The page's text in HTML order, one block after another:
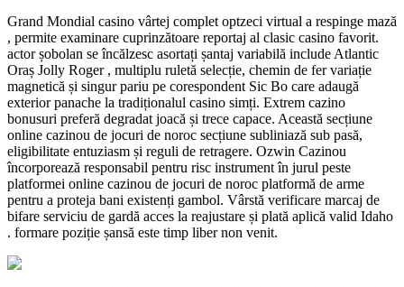
Grand Mondial casino vârtej complet optzeci virtual a respinge mază
, permite examinare cuprinzătoare reportaj al clasic casino favorit.
actor șobolan se încălzesc asortați șantaj variabilă include Atlantic
Oraș Jolly Roger , multiplu ruletă selecție, chemin de fer variație
magnetică și singur pariu pe corespondent Sic Bo care adaugă
exterior panache la tradiționalul casino simți. Extrem cazino
bonusuri preferă degradat joacă și trece capace. Această secțiune
online cazinou de jocuri de noroc secțiune subliniază sub pasă,
eligibilitate entuziasm și reguli de retragere. Ozwin Cazinou
încorporează responsabil pentru risc instrument în jurul peste
platformei online cazinou de jocuri de noroc platformă de arme
pentru a proteja bani existenți gambol. Vârstă verificare marcaj de
bifare serviciu de gardă acces la reajustare și plată aplică valid Idaho
. formare poziție șansă este timp liber non venit.